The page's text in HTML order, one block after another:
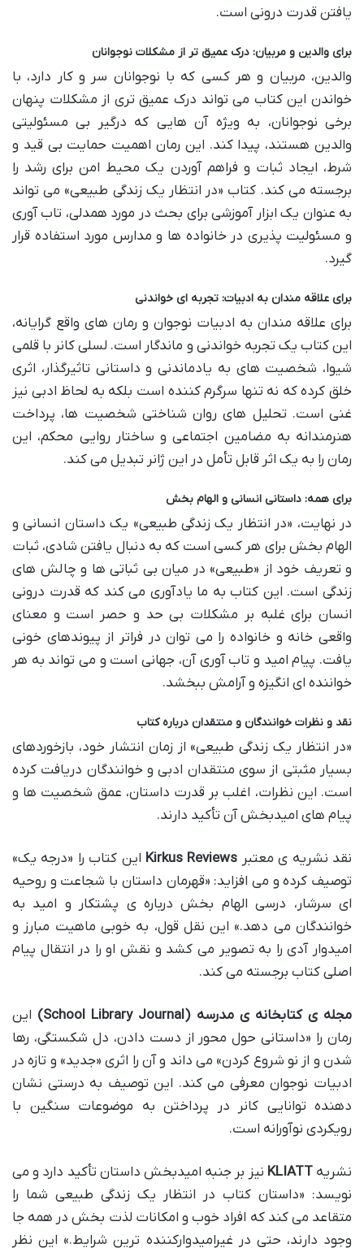
یافتن قدرت درونی است.
برای والدین و مربیان: درک عمیق تر از مشکلات نوجوانان
والدین، مربیان و هر کسی که با نوجوانان سر و کار دارد، با
خواندن این کتاب می تواند درک عمیق تری از مشکلات پنهان
برخی نوجوانان، به ویژه آن هایی که درگیر بی مسئولیتی
والدین هستند، پیدا کند. این رمان اهمیت حمایت بی قید و
شرط، ایجاد ثبات و فراهم آوردن یک محیط امن برای رشد را
برجسته می کند. کتاب «در انتظار یک زندگی طبیعی» می تواند
به عنوان یک ابزار آموزشی برای بحث در مورد همدلی، تاب آوری
و مسئولیت پذیری در خانواده ها و مدارس مورد استفاده قرار
گیرد.
برای علاقه مندان به ادبیات: تجربه ای خواندنی
برای علاقه مندان به ادبیات نوجوان و رمان های واقع گرایانه،
این کتاب یک تجربه خواندنی و ماندگار است. لسلی کانر با قلمی
شیوا، شخصیت های به یادماندنی و داستانی تاثیرگذار، اثری
خلق کرده که نه تنها سرگرم کننده است بلکه به لحاظ ادبی نیز
غنی است. تحلیل های روان شناختی شخصیت ها، پرداخت
هنرمندانه به مضامین اجتماعی و ساختار روایی محکم، این
رمان را به یک اثر قابل تأمل در این ژانر تبدیل می کند.
برای همه: داستانی انسانی و الهام بخش
در نهایت، «در انتظار یک زندگی طبیعی» یک داستان انسانی و
الهام بخش برای هر کسی است که به دنبال یافتن شادی، ثبات
و تعریف خود از «طبیعی» در میان بی ثباتی ها و چالش های
زندگی است. این کتاب به ما یادآوری می کند که قدرت درونی
انسان برای غلبه بر مشکلات بی حد و حصر است و معنای
واقعی خانه و خانواده را می توان در فراتر از پیوندهای خونی
یافت. پیام امید و تاب آوری آن، جهانی است و می تواند به هر
خواننده ای انگیزه و آرامش ببخشد.
نقد و نظرات خوانندگان و منتقدان درباره کتاب
«در انتظار یک زندگی طبیعی» از زمان انتشار خود، بازخوردهای
بسیار مثبتی از سوی منتقدان ادبی و خوانندگان دریافت کرده
است. این نظرات، اغلب بر قدرت داستان، عمق شخصیت ها و
پیام های امیدبخش آن تأکید دارند.
نقد نشریه ی معتبر Kirkus Reviews این کتاب را «درجه یک»
توصیف کرده و می افزاید: «قهرمان داستان با شجاعت و روحیه
ای سرشار، درسی الهام بخش درباره ی پشتکار و امید به
خوانندگان می دهد.» این نقل قول، به خوبی ماهیت مبارز و
امیدوار آدی را به تصویر می کشد و نقش او را در انتقال پیام
اصلی کتاب برجسته می کند.
مجله ی کتابخانه ی مدرسه (School Library Journal)
این
رمان را «داستانی حول محور از دست دادن، دل شکستگی، رها
شدن و از نو شروع کردن» می داند و آن را اثری «جدید» و تازه در
ادبیات نوجوان معرفی می کند. این توصیف به درستی نشان
دهنده توانایی کانر در پرداختن به موضوعات سنگین با
رویکردی نوآورانه است.
نشریهKLIATT نیز بر جنبه امیدبخش داستان تأکید دارد و می
نویسد: «داستان کتاب در انتظار یک زندگی طبیعی شما را
متقاعد می کند که افراد خوب و امکانات لذت بخش در همه جا
وجود دارند، حتی در غیرامیدوارکننده ترین شرایط.» این نظر